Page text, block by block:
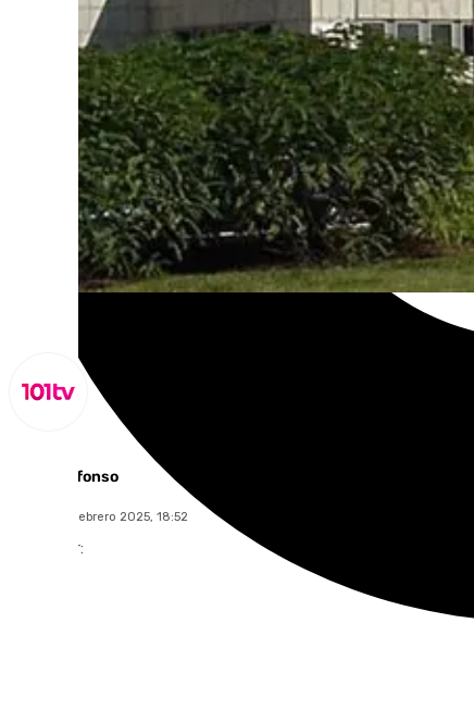
Miguel Alfonso
martes, 18 febrero 2025, 18:52
Compartir: